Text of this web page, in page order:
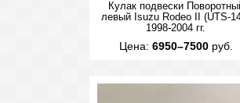
Кулак подвески
левый Isuzu Rodeo II (UTS-
1998-2004 гг.
Цена: 6950–7500руб.